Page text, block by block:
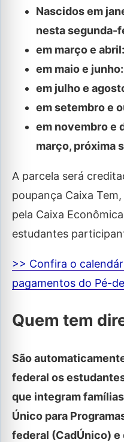
Nascidos em
nesta segunda-
em março e
em maio e
em julho e
em setembro e
em novembro e
março, próxima
A parcela será
poupança Caixa
pela Caixa
estudantes
>> Confira o
pagamentos do Pé-
Quem tem
São
federal os
que integram
Único para
federal (CadÚnico) e